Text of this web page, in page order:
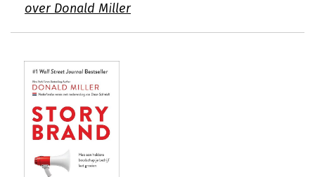
over Donald Miller